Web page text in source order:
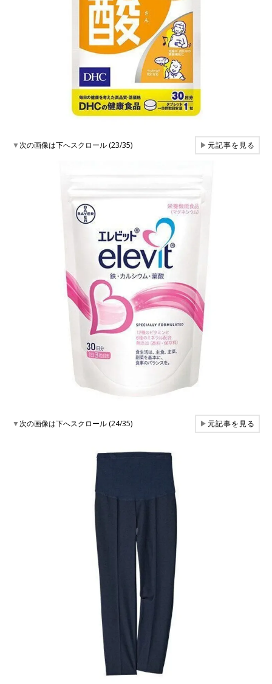
▼次の画像は下へスクロール (23/35) ▶元記事を見る
▼次の画像は下へスクロール (24/35) ▶元記事を見る